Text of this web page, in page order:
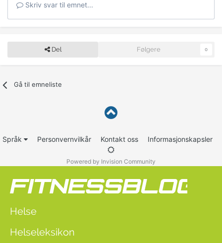
Skriv svar til emnet...
Del Følgere 0
Gå til emneliste
Språk Personvernvilkår Kontakt oss Informasjonskapsler
Powered by Invision Community
Helse
Helseleksikon